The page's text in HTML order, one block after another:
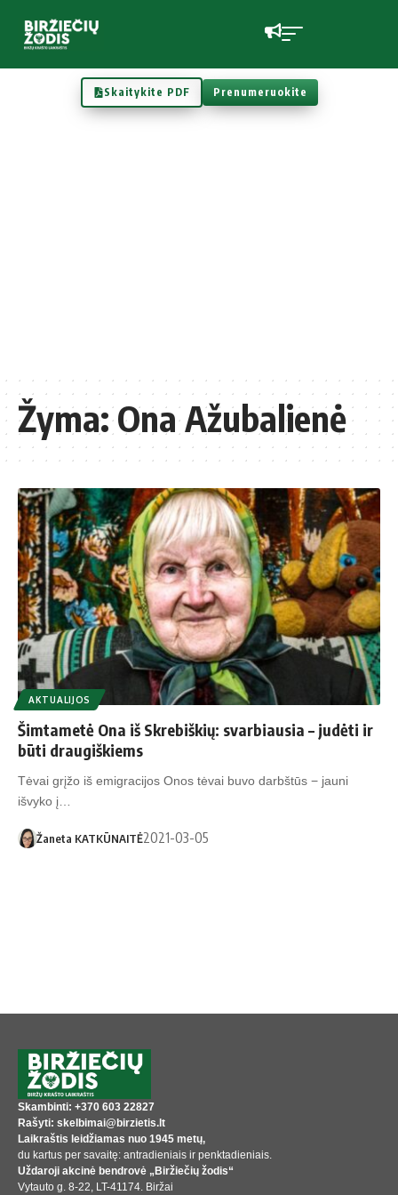
Skaitykite PDF Prenumeruokite
Žyma:Ona Ažubalienė
AKTUALIJOS
Šimtametė Ona iš Skrebiškių: svarbiausia – judėti ir
būti draugiškiems
Tėvai grįžo iš emigracijos Onos tėvai buvo darbštūs − jauni
išvyko į…
Žaneta KATKŪNAITĖ2021-03-05
Skambinti: +370 603 22827
Rašyti: skelbimai@birzietis.lt
Laikraštis leidžiamas nuo 1945 metų,
du kartus per savaitę: antradieniais ir penktadieniais.
Uždaroji akcinė bendrovė „Biržiečių žodis“
Vytauto g. 8-22, LT-41174. Biržai